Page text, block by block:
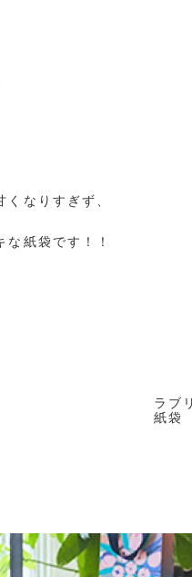
なりすぎず、
紙袋です！！
ラブ
紙袋